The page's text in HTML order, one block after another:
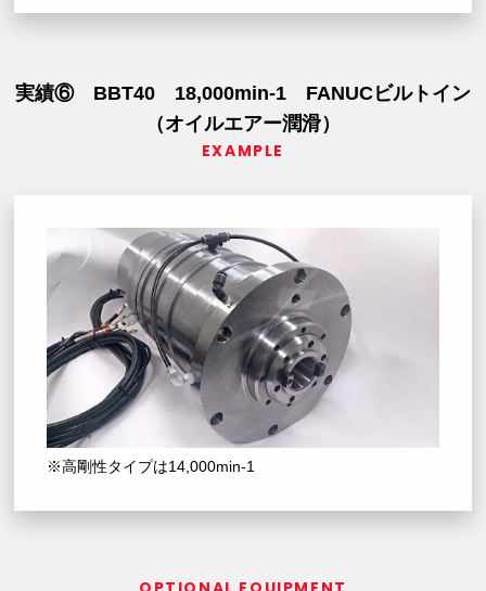
実績⑥ BBT40 18,000min-1 FANUCビルトイン
（オイルエアー潤滑）
EXAMPLE
※高剛性タイプは14,000min-1